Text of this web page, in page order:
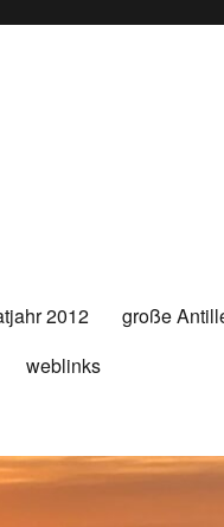
2012
große
weblinks